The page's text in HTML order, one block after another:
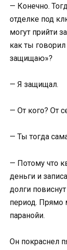
— Конечно.
отделке под
могут прийти
как ты говорил
защищаю»?
— Я защищал.
— От кого? От
— Ты тогда
— Потому что
деньги и
долги
период.
паранойи.
Он покраснел